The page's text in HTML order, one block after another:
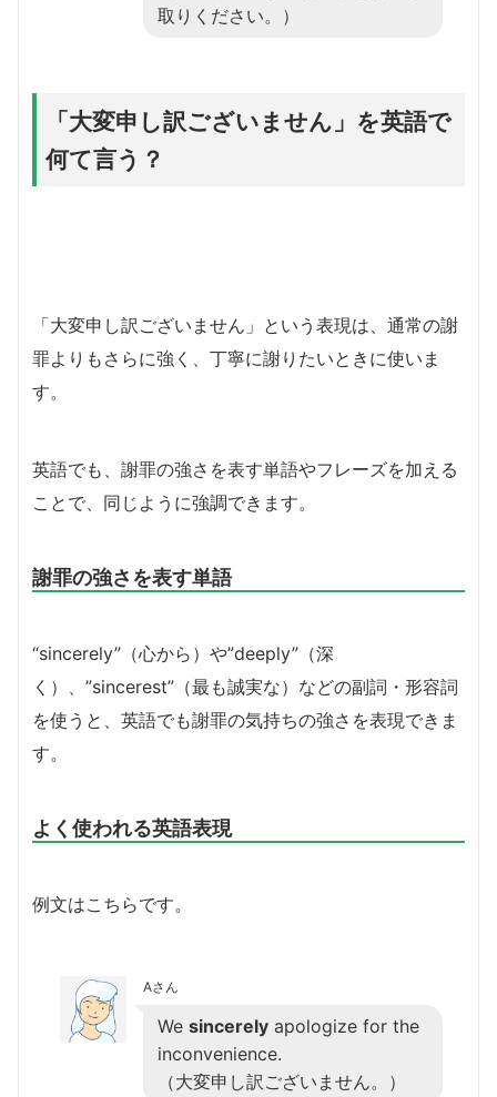
取りください。）
「大変申し訳ございません」を英語で
何て言う？
「大変申し訳ございません」という表現は、通常の謝
罪よりもさらに強く、丁寧に謝りたいときに使いま
す。
英語でも、謝罪の強さを表す単語やフレーズを加える
ことで、同じように強調できます。
謝罪の強さを表す単語
“sincerely”（心から）や”deeply”（深
く）、”sincerest”（最も誠実な）などの副詞・形容詞
を使うと、英語でも謝罪の気持ちの強さを表現できま
す。
よく使われる英語表現
例文はこちらです。
Aさん
We sincerely apologize for the
inconvenience.
（大変申し訳ございません。）